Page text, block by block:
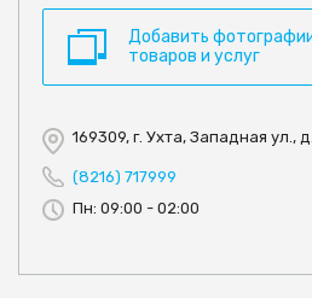
Добавить
товаров и услуг
169309, г. Ухта, Западная ул.,
(8216) 717999
Пн: 09:00 - 02:00